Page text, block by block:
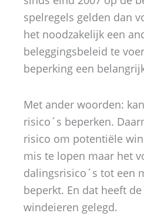
spelregels gelden dan
het noodzakelijk een
beleggingsbeleid te
beperking een
Met ander woorden:
risico´s beperken.
risico om potentiële
mis te lopen maar het
dalingsrisico´s tot een
beperkt. En dat heeft
windeieren gelegd.